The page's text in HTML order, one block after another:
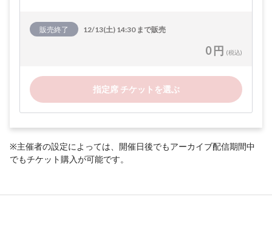
販売終了 12/13(土) 14:30 まで販売
0 円 (税込)
指定席 チケットを選ぶ
※主催者の設定によっては、開催日後でもアーカイブ配信期間中
でもチケット購入が可能です。